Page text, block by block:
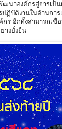
องค์กรสู่การเป็น
ปฏิบัติงานในด้านก
ร อีกทั้งสามารถเ
างยั่งยืน